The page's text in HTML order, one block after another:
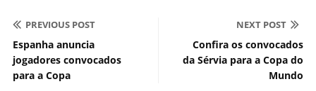
PREVIOUS POST
Espanha anuncia
jogadores convocados
para a Copa
NEXT POST
Confira os convocados
da Sérvia para a Copa do
Mundo